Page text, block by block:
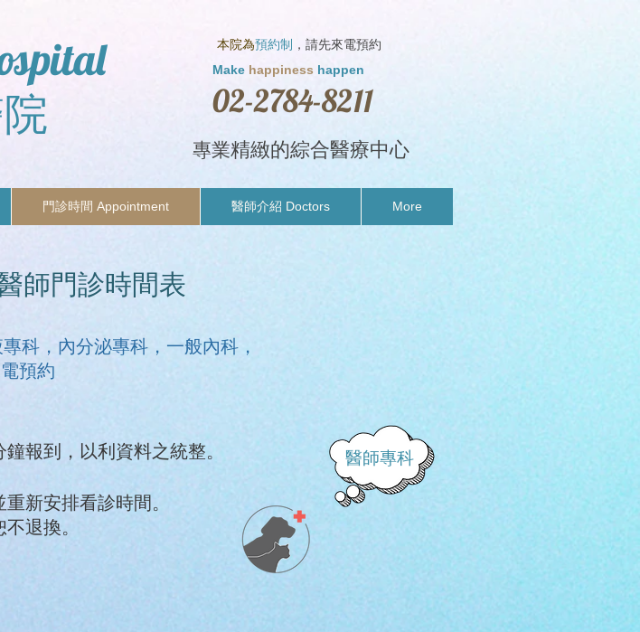
Make happiness happen
02-2784-8211
專業精緻的綜合醫療中心
本院為預約制 ，請先來電預約
門診時間 Appointment 醫師介紹 Doctors More
師門診時間表
科，內分泌專科，一般內科，
預約
報到，以利資料之統整。
新安排看診時間。
退換。
​醫師專科